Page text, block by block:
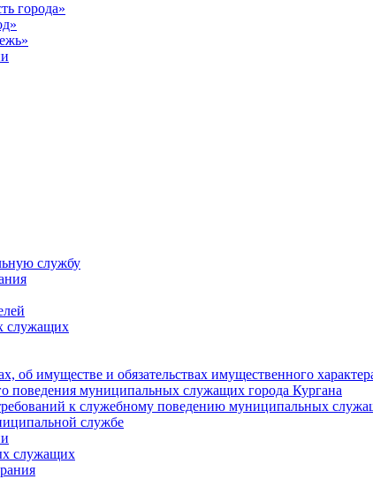
города»
службу
служащих
об имуществе и обязательствах имущественного
поведения муниципальных служащих города Кургана
к служебному поведению муниципальных
службе
служащих